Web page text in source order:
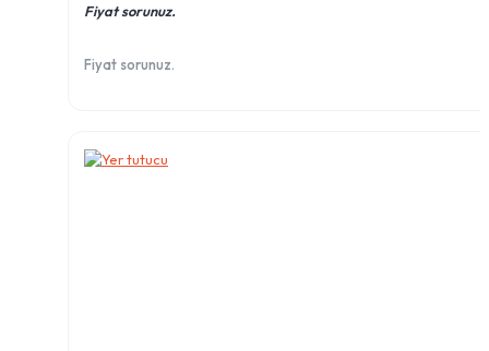
Fiyat sorunuz.
Fiyat sorunuz.